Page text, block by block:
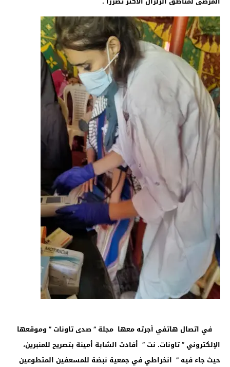
في اتصال هاتفي أجرته معها مجلة ” صدى تاونات ” وموقعها
الإلكتروني ” تاونات. نت ” أفادت الشابة أمينة بتصريح للمنبرين،
حيث جاء فيه ” انخراطي في جمعية نبضة للمسعفين المتطوعين